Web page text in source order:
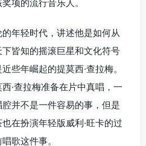
项的流行音乐人。
年轻时代，讲述他是如何从
皆知的摇滚巨星和文化符号
些年崛起的提莫西·查拉梅。
·查拉梅准备在片中真唱，一
并不是一件容易的事，但是
在扮演年轻版威利·旺卡的过
歌这件事。